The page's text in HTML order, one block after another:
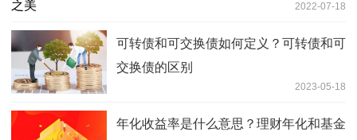
2022-07-18
可转债和可交换债如何定义？可转债和可
交换债的区别
2023-05-18
年化收益率是什么意思？理财年化和基金